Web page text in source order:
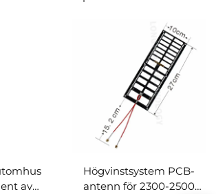
RF-
2550 MHz
fullfrekvensplatta med
effektmoduler
av
Högvinstsystem PCB-
antenn för 2300-2500